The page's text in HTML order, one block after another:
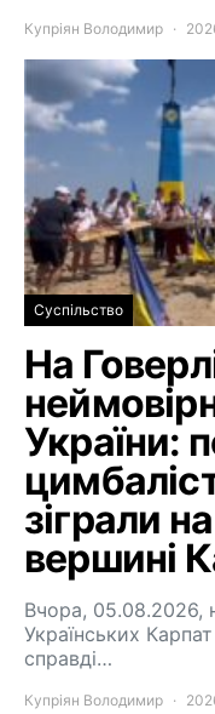
Купріян Володимир
Суспільство
На
України:
зіграли
вершині
Вчора, 05.08.2026,
Українських
справді…
Купріян Володимир